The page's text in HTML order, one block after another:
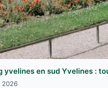
yvelines en sud Yvelines :
2026